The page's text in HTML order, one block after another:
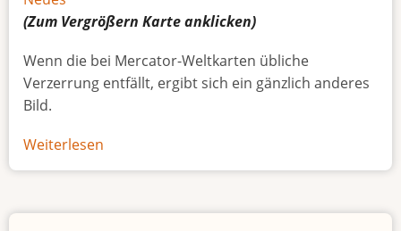
(Zum Vergrößern Karteanklicken)
Wenn die bei Mercator-Weltkarten übliche
Verzerrung entfällt, ergibt sich ein gänzlich anderes
Bild.
Weiterlesen
Afrikas
Größe